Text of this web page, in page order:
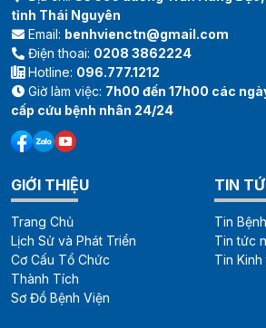
tỉnh Thái Nguyên
Email: benhvienctn@gmail.com
Điện thoai: 0208 3862224
Hotline: 096.777.1212
Giờ làm việc: 7h00 đến 17h00 các
cấp cứu bệnh nhân 24/24
GIỚI THIỆU
Trang Chủ
Lịch Sử và Phát Triển
Cơ Cấu Tổ Chức
Thành Tích
Sơ Đồ Bệnh Viện
TIN
Tin
Tin tức
Tin Kinh